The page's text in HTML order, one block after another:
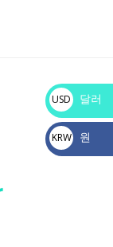
USD
$
달러
KRW
₩
원